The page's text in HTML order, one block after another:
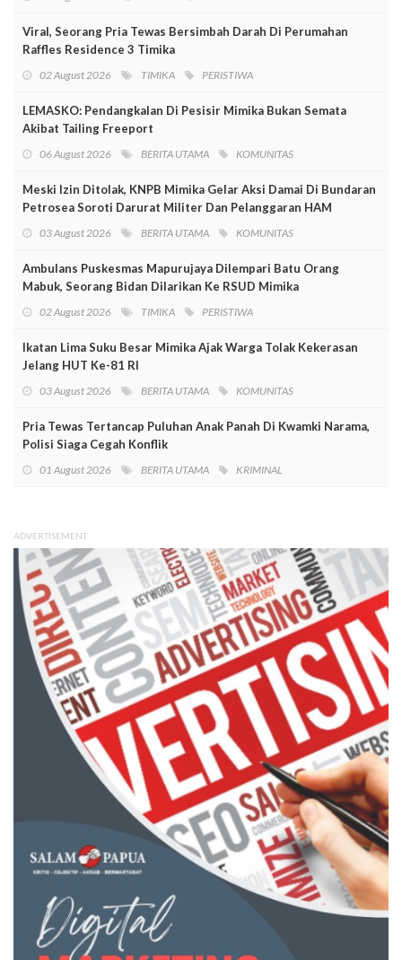
Viral, Seorang Pria Tewas Bersimbah Darah Di Perumahan
Raffles Residence 3 Timika
02 August 2026 TIMIKA PERISTIWA
LEMASKO: Pendangkalan Di Pesisir Mimika Bukan Semata
Akibat Tailing Freeport
06 August 2026 BERITA UTAMA KOMUNITAS
Meski Izin Ditolak, KNPB Mimika Gelar Aksi Damai Di Bundaran
Petrosea Soroti Darurat Militer Dan Pelanggaran HAM
03 August 2026 BERITA UTAMA KOMUNITAS
Ambulans Puskesmas Mapurujaya Dilempari Batu Orang
Mabuk, Seorang Bidan Dilarikan Ke RSUD Mimika
02 August 2026 TIMIKA PERISTIWA
Ikatan Lima Suku Besar Mimika Ajak Warga Tolak Kekerasan
Jelang HUT Ke-81 RI
03 August 2026 BERITA UTAMA KOMUNITAS
Pria Tewas Tertancap Puluhan Anak Panah Di Kwamki Narama,
Polisi Siaga Cegah Konflik
01 August 2026 BERITA UTAMA KRIMINAL
ADVERTISEMENT